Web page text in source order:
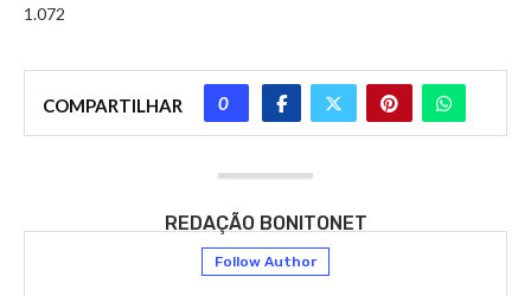
1.072
COMPARTILHAR 0
REDAÇÃO BONITONET
Follow Author